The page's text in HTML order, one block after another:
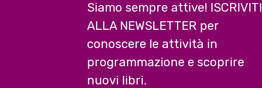
Siamo sempre attive! ISCRIVITI
ALLA NEWSLETTER per
conoscere le attività in
programmazione e scoprire
nuovi libri.